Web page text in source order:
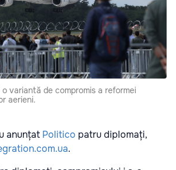
variantă de compromis a reformei
aerieni.
anunțat Politico patru diplomați,
.